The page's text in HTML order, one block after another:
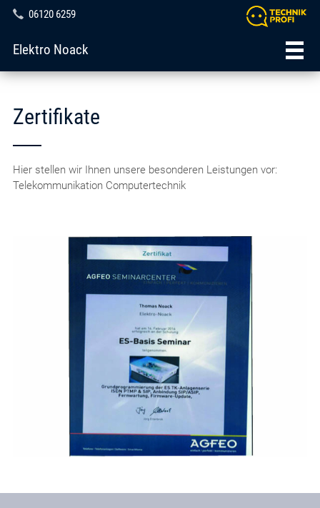
06120 6259
Elektro Noack
Zertifikate
Hier stellen wir Ihnen unsere besonderen Leistungen vor:
Telekommunikation Computertechnik